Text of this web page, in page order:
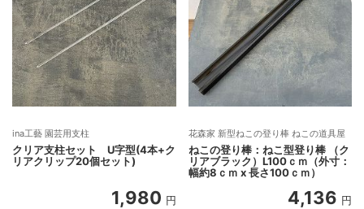
ina工藝 園芸用支柱
クリア支柱セット U字型(4本+ク
リアクリップ20個セット)
1,980 円
花森家 新型ねこの登り棒 ねこの道具屋
ねこの登り棒：ねこ型登り棒 （ク
リアブラック）L100ｃｍ（外寸：
幅約8ｃｍ x 長さ100ｃｍ）
4,136 円